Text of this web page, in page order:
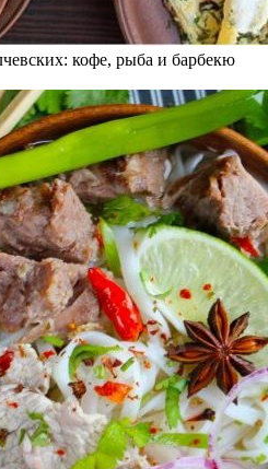
кофе, рыба и барбекю